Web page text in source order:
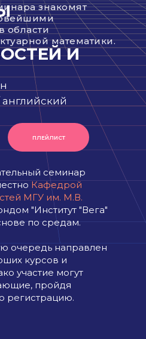
знакомят
области
математики.
И
семинар
Кафедрой
МГУ им. М.В.
"Институт "Вега"
по средам.
очередь направлен
курсов и
участие могут
пройдя
регистрацию.
ПЛЕЙЛИСТ